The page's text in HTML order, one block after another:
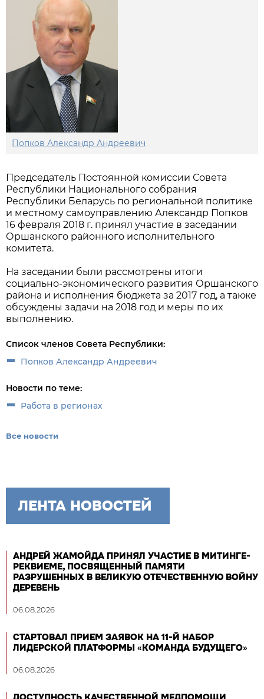
Попков Александр Андреевич
Председатель Постоянной комиссии Совета
Республики Национального собрания
Республики Беларусь по региональной политике
и местному самоуправлению Александр Попков
16 февраля 2018 г. принял участие в заседании
Оршанского районного исполнительного
комитета.
На заседании были рассмотрены итоги
социально-экономического развития Оршанского
района и исполнения бюджета за 2017 год, а также
обсуждены задачи на 2018 год и меры по их
выполнению.
Список членов Совета Республики:
Попков Александр Андреевич
Новости по теме:
Работа в регионах
Все новости
ЛЕНТА НОВОСТЕЙ
АНДРЕЙ ЖАМОЙДА ПРИНЯЛ УЧАСТИЕ В МИТИНГЕ-
РЕКВИЕМЕ, ПОСВЯЩЕННЫЙ ПАМЯТИ
РАЗРУШЕННЫХ В ВЕЛИКУЮ ОТЕЧЕСТВЕННУЮ ВОЙНУ
ДЕРЕВЕНЬ
06.08.2026
СТАРТОВАЛ ПРИЕМ ЗАЯВОК НА 11-Й НАБОР
ЛИДЕРСКОЙ ПЛАТФОРМЫ «КОМАНДА БУДУЩЕГО»
06.08.2026